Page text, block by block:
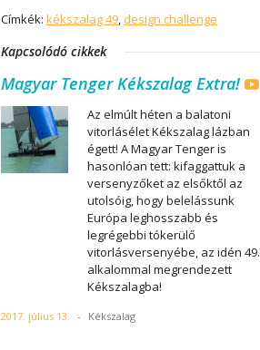
Címkék: kékszalag 49 design challenge
Kapcsolódó cikkek
Magyar Tenger Kékszalag Extra!
Az elmúlt héten a balatoni
vitorlásélet Kékszalag lázban
égett! A Magyar Tenger is
hasonlóan tett: kifaggattuk a
versenyzőket az elsőktől az
utolsóig, hogy belelássunk
Európa leghosszabb és
legrégebbi tókerülő
vitorlásversenyébe, az idén 49.
alkalommal megrendezett
Kékszalagba!
2017. július 13. - Kékszalag